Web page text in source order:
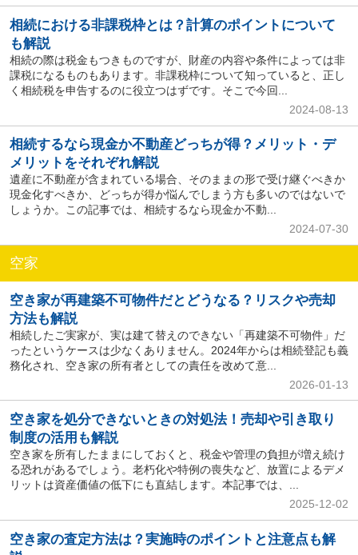
相続における非課税枠とは？計算のポイントについて
も解説
相続の際は税金もつきものですが、財産の内容や条件によっては非
課税になるものもあります。非課税枠について知っていると、正し
く相続税を申告するのに役立つはずです。そこで今回...
2024-08-13
相続するなら現金か不動産どっちが得？メリット・デ
メリットをそれぞれ解説
遺産に不動産が含まれている場合、そのままの形で受け継ぐべきか
現金化すべきか、どっちが得か悩んでしまう方も多いのではないで
しょうか。この記事では、相続するなら現金か不動...
2024-07-30
空家
空き家が再建築不可物件だとどうなる？リスクや売却
方法も解説
相続したご実家が、実は建て替えのできない「再建築不可物件」だ
ったというケースは少なくありません。2024年からは相続登記も義
務化され、空き家の所有者としての責任を改めて意...
2026-01-13
空き家を処分できないときの対処法！売却や引き取り
制度の活用も解説
空き家を所有したままにしておくと、税金や管理の負担が増え続け
る恐れがあるでしょう。老朽化や特例の喪失など、放置によるデメ
リットは資産価値の低下にも直結します。本記事では、...
2025-12-02
空き家の査定方法は？実施時のポイントと注意点も解